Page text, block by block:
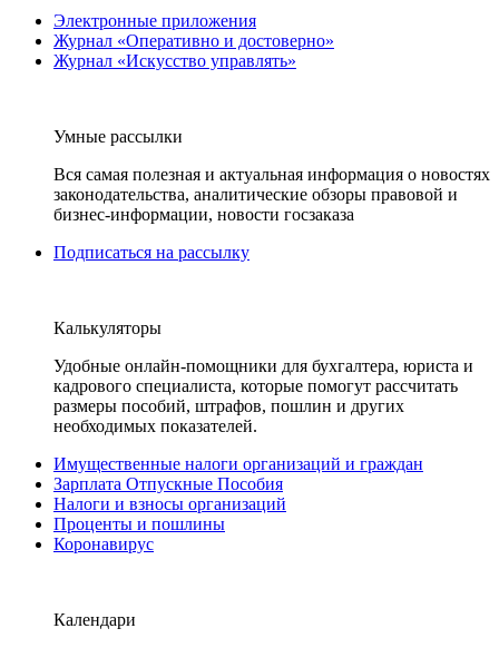
Электронные приложения
Журнал «Оперативно и достоверно»
Журнал «Искусство управлять»
Умные рассылки
Вся самая полезная и актуальная информация о новостях
законодательства, аналитические обзоры правовой и
бизнес-информации, новости госзаказа
Подписаться на рассылку
Калькуляторы
Удобные онлайн-помощники для бухгалтера, юриста и
кадрового специалиста, которые помогут рассчитать
размеры пособий, штрафов, пошлин и других
необходимых показателей.
Имущественные налоги организаций и граждан
Зарплата Отпускные Пособия
Налоги и взносы организаций
Проценты и пошлины
Коронавирус
Календари